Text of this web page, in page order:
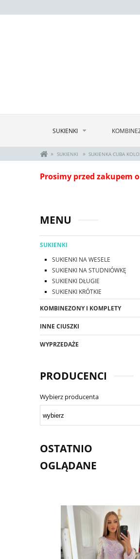
SUKIENKI
» SUKIENKI » SUKIENKA CUBA
Prosimy przed zakupem
MENU
SUKIENKI
SUKIENKI NA WESELE
SUKIENKI NA STUDNIÓWKĘ
SUKIENKI DŁUGIE
SUKIENKI KRÓTKIE
KOMBINEZONY I KOMPLETY
INNE CIUSZKI
WYPRZEDAŻE
PRODUCENCI
Wybierz producenta
OSTATNIO
OGLĄDANE